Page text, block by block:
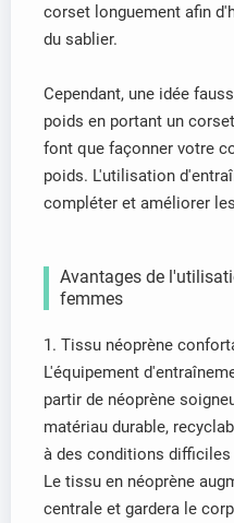
corset longuement afin
du sablier.
Cependant, une idée
poids en portant un
font que façonner votre
poids. L'utilisation
compléter et améliorer
Avantages de
femmes
1. Tissu néoprène
L'équipement
partir de néoprène
matériau durable,
à des conditions difficiles
Le tissu en néoprène
centrale et gardera le